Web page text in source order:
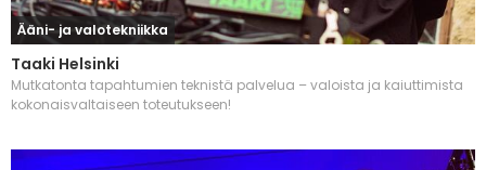
Ääni- ja valotekniikka
Taaki Helsinki
Mutkatonta tapahtumien teknistä palvelua – valoista ja kaiuttimista
kokonaisvaltaiseen toteutukseen!